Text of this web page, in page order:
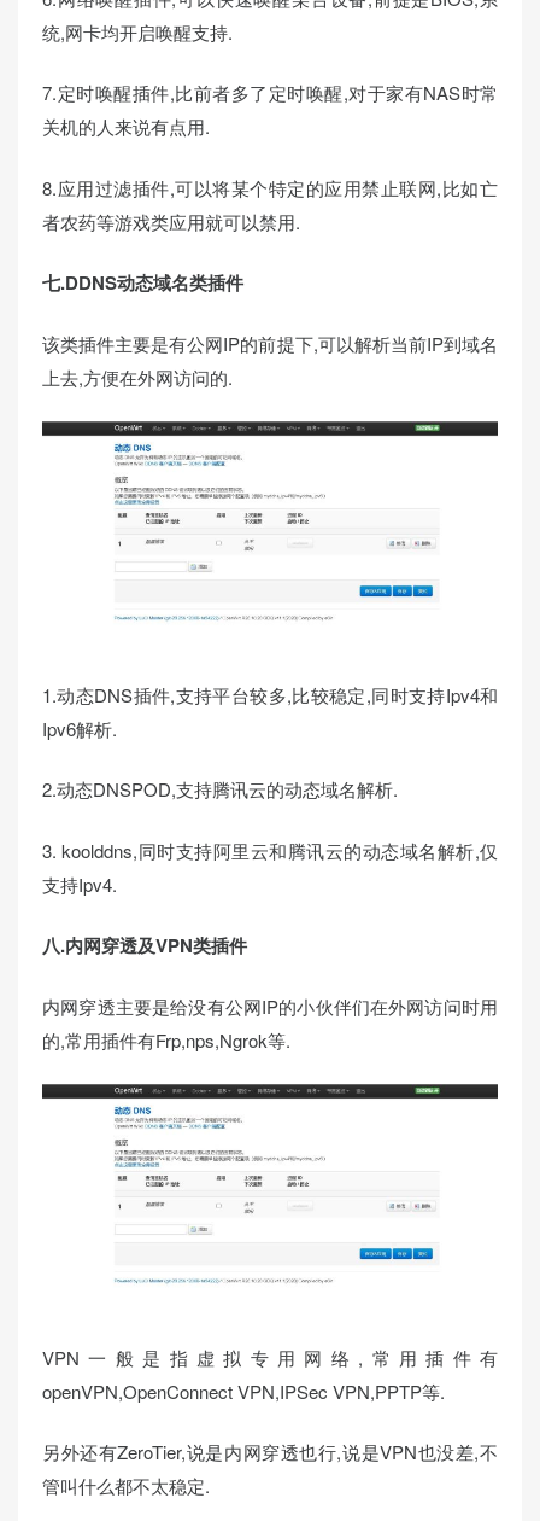
统,网卡均开启唤醒支持.
7.定时唤醒插件,比前者多了定时唤醒,对于家有NAS时常
关机的人来说有点用.
8.应用过滤插件,可以将某个特定的应用禁止联网,比如亡
者农药等游戏类应用就可以禁用.
七.DDNS动态域名类插件
该类插件主要是有公网IP的前提下,可以解析当前IP到域名
上去,方便在外网访问的.
1.动态DNS插件,支持平台较多,比较稳定,同时支持Ipv4和
Ipv6解析.
2.动态DNSPOD,支持腾讯云的动态域名解析.
3. koolddns,同时支持阿里云和腾讯云的动态域名解析,仅
支持Ipv4.
八.内网穿透及VPN类插件
内网穿透主要是给没有公网IP的小伙伴们在外网访问时用
的,常用插件有Frp,nps,Ngrok等.
VPN一般是指虚拟专用网络,常用插件有
openVPN,OpenConnect VPN,IPSec VPN,PPTP等.
另外还有ZeroTier,说是内网穿透也行,说是VPN也没差,不
管叫什么都不太稳定.